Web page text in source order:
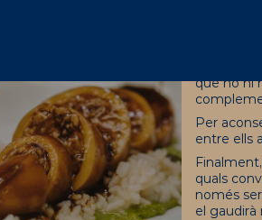
En
que no hi
Per
entre ells
quals
només
el gaudirà